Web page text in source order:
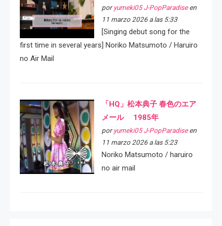
por yumeki05 J-PopParadiseen
11 marzo 2026 a las 5:33
[Singing debut song for the
first time in several years] Noriko Matsumoto / Haruiro
no Air Mail
「HQ」松本典子 春色のエア
メール 1985年
por yumeki05 J-PopParadiseen
11 marzo 2026 a las 5:23
Noriko Matsumoto / haruiro
no air mail